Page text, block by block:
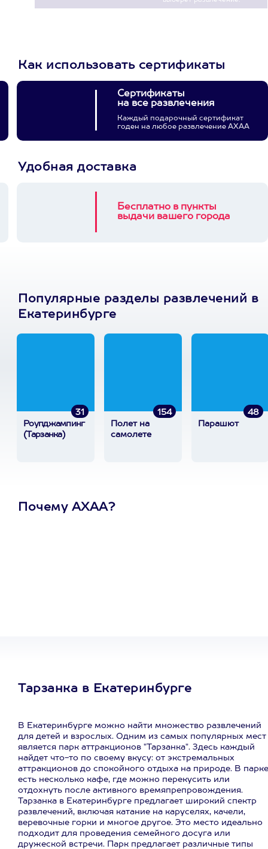
Как использовать сертификаты
Сертификаты
на все развлечения
Каждый подарочный сертификат
годен на любое развлечение АХАА
Удобная доставка
Бесплатно в пункты
выдачи вашего города
Популярные разделы развлечений в
Екатеринбурге
31
Роупджампинг
(Тарзанка)
154
Полет на
самолете
48
Парашют
Почему АХАА?
Тарзанка в Екатеринбурге
В Екатеринбурге можно найти множество развлечений
для детей и взрослых. Одним из самых популярных мест
является парк аттракционов "Тарзанка". Здесь каждый
найдет что-то по своему вкусу: от экстремальных
аттракционов до спокойного отдыха на природе. В парке
есть несколько кафе, где можно перекусить или
отдохнуть после активного времяпрепровождения.
Тарзанка в Екатеринбурге предлагает широкий спектр
развлечений, включая катание на каруселях, качели,
веревочные горки и многое другое. Это место идеально
подходит для проведения семейного досуга или
дружеской встречи. Парк предлагает различные типы